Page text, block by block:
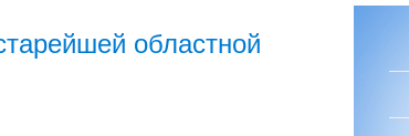
областной